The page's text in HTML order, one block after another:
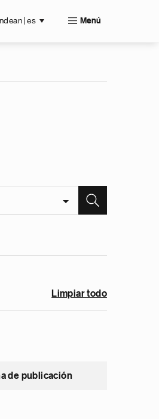
| es Menú
Limpiar todo
de publicación